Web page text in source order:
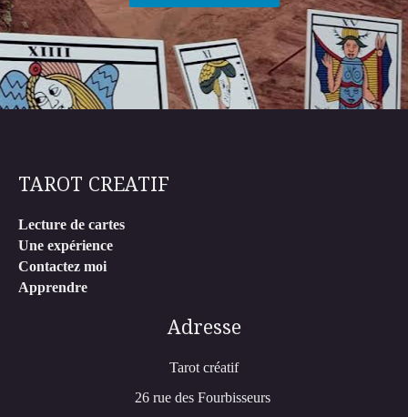
TAROT CREATIF
Lecture de cartes
Une expérience
Contactez moi
Apprendre
Adresse
Tarot créatif
26 rue des Fourbisseurs